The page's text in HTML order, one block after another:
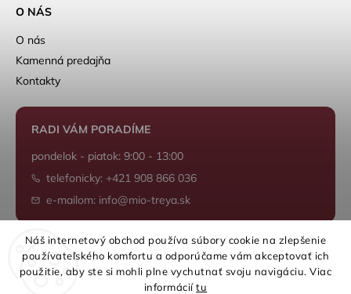
Náš internetový obchod používa súbory cookie na zlepšenie
používateľského komfortu a odporúčame vám akceptovať ich
použitie, aby ste si mohli plne vychutnať svoju navigáciu. Viac
informáciítu
O NÁS
O nás
Kamenná predajňa
Kontakty
RADI VÁM PORADÍME
pondelok - piatok: 9:00 - 13:00
telefonicky: +421 908 866 036
e-mailom: info@mio-treya.sk
Shoptet.sk